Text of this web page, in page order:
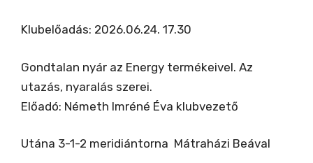
Klubelőadás: 2026.06.24. 17.30
Gondtalan nyár az Energy termékeivel. Az
utazás, nyaralás szerei.
Előadó: Németh Imréné Éva klubvezető
Utána 3-1-2 meridiántorna Mátraházi Beával